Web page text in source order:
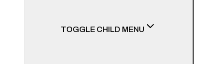
TOGGLE CHILD MENU